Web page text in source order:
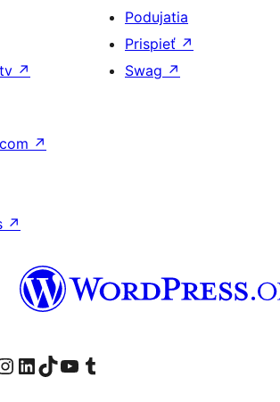
↗
Podujatia
Prispieť ↗
Swag ↗
↗
↗
Mastodone
Threads
stránku na Facebooku
náš účet Instagram
Navštívte náš účet LinkedIn
Navštívte náš účet na platforme TikTok
Navštívte náš kanál YouTube
Navštívte náš účet na platforme Tumblr